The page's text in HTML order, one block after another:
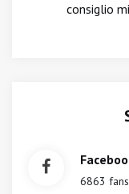
consiglio
6863 fans